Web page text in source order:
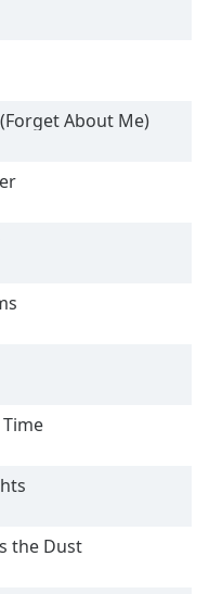
About Me)
the Dust